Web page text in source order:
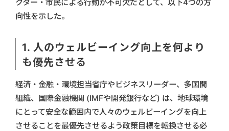
クター・市民による行動が不可欠だとして、以下4つの方
向性を示した。
1. 人のウェルビーイング向上を何より
も優先させる
経済・金融・環境担当省庁やビジネスリーダー、多国間
組織、国際金融機関 (IMFや開発銀行など) は、地球環境
にとって安全な範囲内で人々のウェルビーイングを向上
させることを最優先させるよう政策目標を転換させる必